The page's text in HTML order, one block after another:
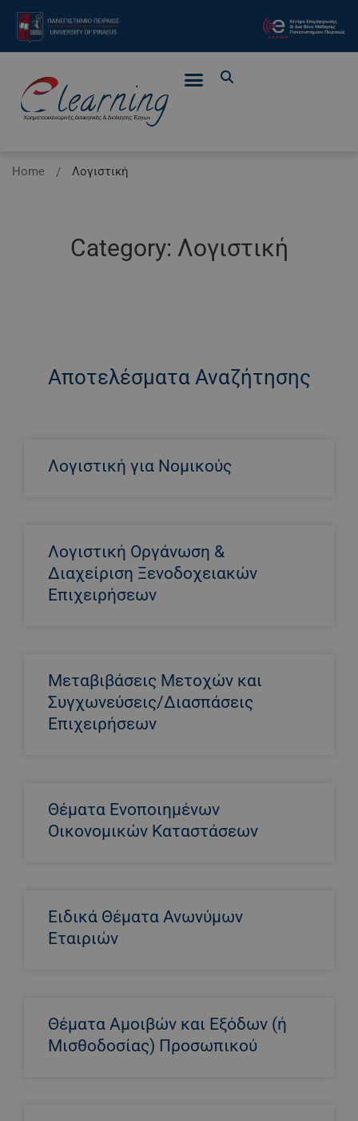
Category: Λογιστική
Home Λογιστική
Αποτελέσματα Αναζήτησης
Λογιστική για Νομικούς
Λογιστική Οργάνωση &
Διαχείριση Ξενοδοχειακών
Επιχειρήσεων
Μεταβιβάσεις Μετοχών και
Συγχωνεύσεις/Διασπάσεις
Επιχειρήσεων
Θέματα Ενοποιημένων
Οικονομικών Καταστάσεων
Ειδικά Θέματα Ανωνύμων
Εταιριών
Θέματα Αμοιβών και Εξόδων (ή
Μισθοδοσίας) Προσωπικού